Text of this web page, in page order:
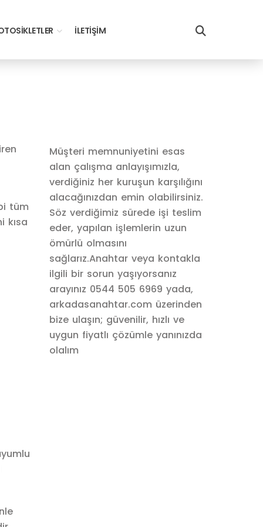
İLETIŞIM
tüm
kısa
Müşteri memnuniyetini esas
alan çalışma anlayışımızla,
verdiğiniz her kuruşun karşılığını
alacağınızdan emin olabilirsiniz.
Söz verdiğimiz sürede işi teslim
eder, yapılan işlemlerin uzun
ömürlü olmasını
sağlarız.Anahtar veya kontakla
ilgili bir sorun yaşıyorsanız
arayınız 0544 505 6969 yada,
arkadasanahtar.com üzerinden
bize ulaşın; güvenilir, hızlı ve
uygun fiyatlı çözümle yanınızda
olalım